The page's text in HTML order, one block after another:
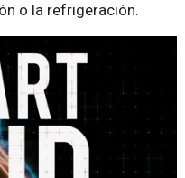
o la refrigeración.